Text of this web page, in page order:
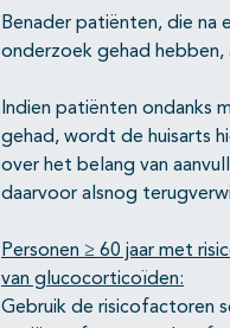
Benader patiënten, die na
onderzoek gehad
Indien patiënten ondanks
gehad, wordt de huisarts
over het belang van
daarvoor alsnog
Personen ≥ 60 jaar met
van glucocorticoïden:
Gebruik de risicofactoren